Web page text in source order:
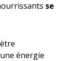
se
énergie